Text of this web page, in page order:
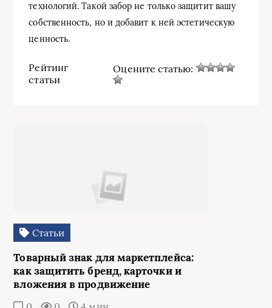
технологий. Такой забор не только защитит вашу
собственность, но и добавит к ней эстетическую
ценность.
Рейтинг
статьи
Оцените статью:
Статьи
Товарный знак для маркетплейса:
как защитить бренд, карточки и
вложения в продвижение